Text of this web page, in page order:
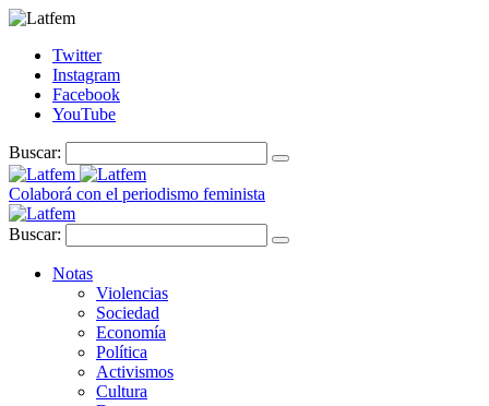
Twitter
Instagram
Facebook
YouTube
Buscar:
Colaborá con el periodismo feminista
Buscar:
Notas
Violencias
Sociedad
Economía
Política
Activismos
Cultura